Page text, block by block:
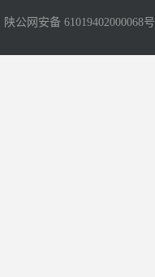
陕公网安备 61019402000068号